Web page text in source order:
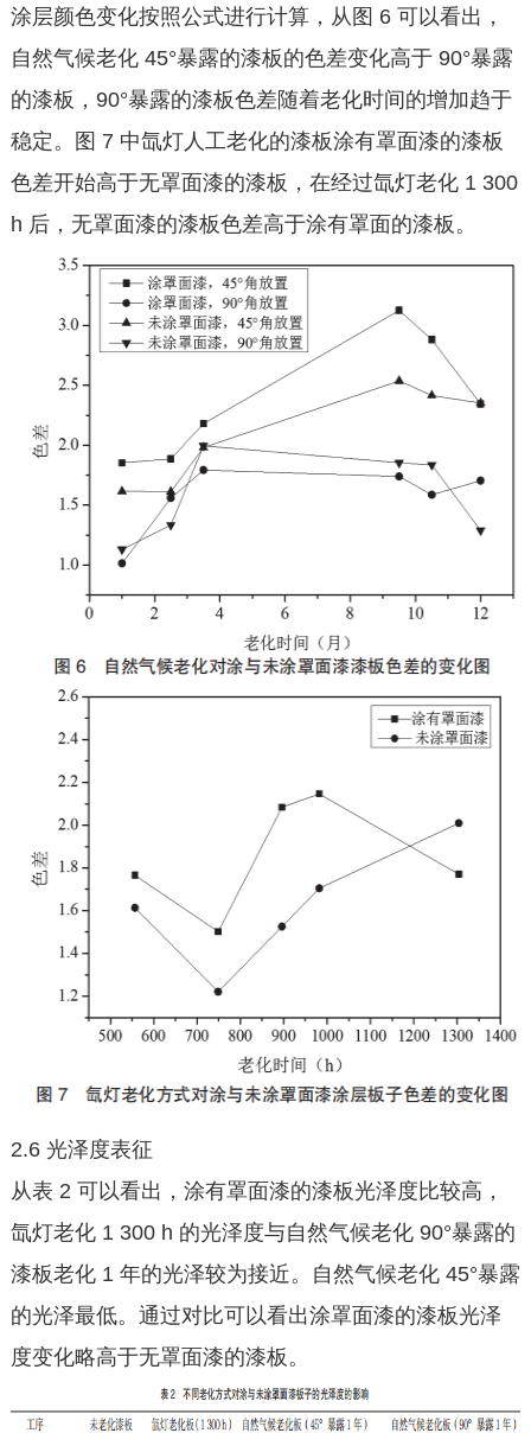
涂层颜色变化按照公式进行计算，从图 6 可以看出，
自然气候老化 45°暴露的漆板的色差变化高于 90°暴露
的漆板，90°暴露的漆板色差随着老化时间的增加趋于
稳定。图 7 中氙灯人工老化的漆板涂有罩面漆的漆板
色差开始高于无罩面漆的漆板，在经过氙灯老化 1 300
h 后，无罩面漆的漆板色差高于涂有罩面的漆板。
2.6 光泽度表征
从表 2 可以看出，涂有罩面漆的漆板光泽度比较高，
氙灯老化 1 300 h 的光泽度与自然气候老化 90°暴露的
漆板老化 1 年的光泽较为接近。自然气候老化 45°暴露
的光泽最低。通过对比可以看出涂罩面漆的漆板光泽
度变化略高于无罩面漆的漆板。